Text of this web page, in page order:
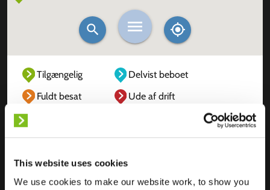
This website uses cookies
We use cookies to make our website work, to show you
Tilgængelig
Delvist beboet
Fuldt besat
Ude af drift